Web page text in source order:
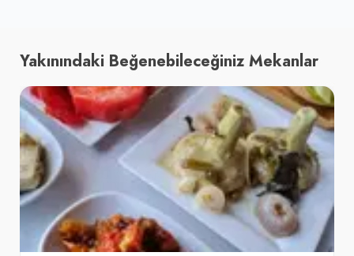
Yakınındaki Beğenebileceğiniz Mekanlar